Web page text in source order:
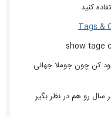
کنید
Tags &
رو جستجو کن برای 1.5 دانلود کن چون جوملا جهانی
سال رو هم در نظر بگیر